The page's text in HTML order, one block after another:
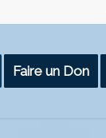
Faire un Don